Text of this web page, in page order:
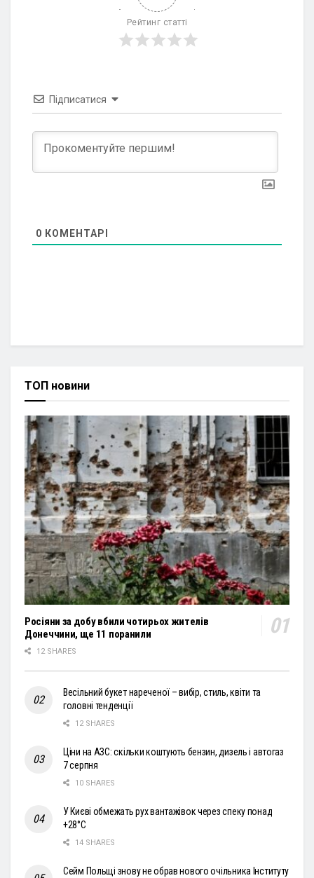
Рейтинг статті
Підписатися
0 КОМЕНТАРІ
ТОП новини
Росіяни за добу вбили чотирьох жителів
Донеччини, ще 11 поранили
12 SHARES
Весільний букет нареченої – вибір, стиль, квіти та
головні тенденції
12 SHARES
Ціни на АЗС: скільки коштують бензин, дизель і автогаз
7 серпня
10 SHARES
У Києві обмежать рух вантажівок через спеку понад
+28°С
14 SHARES
Сейм Польщі знову не обрав нового очільника Інституту